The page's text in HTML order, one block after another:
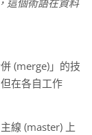
這個術語在資料
(merge)」的技
在各自工作
線 (master) 上